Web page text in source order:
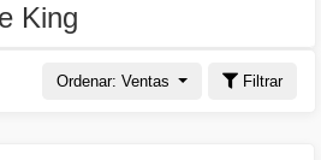
King
Ordenar: Ventas Filtrar